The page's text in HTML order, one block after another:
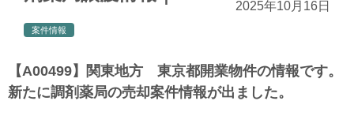
2025年10月16日
案件情報
【A00499】関東地方 東京都開業物件の情報です。
新たに調剤薬局の売却案件情報が出ました。